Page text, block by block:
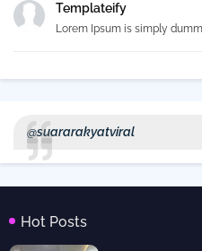
Templateify
Lorem Ipsum is simply
@suararakyatviral
Hot Posts